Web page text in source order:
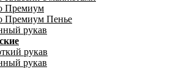
Премиум
Премиум Пенье
рукав
рукав
рукав